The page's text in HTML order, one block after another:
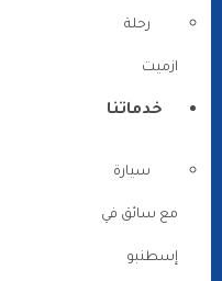
رحلة
ازميت
خدماتنا
سيارة
مع سائق في
إسطنبو